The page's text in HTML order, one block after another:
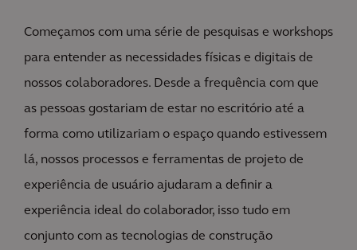
Começamos com uma série de pesquisas e workshops
para entender as necessidades físicas e digitais de
nossos colaboradores. Desde a frequência com que
as pessoas gostariam de estar no escritório até a
forma como utilizariam o espaço quando estivessem
lá, nossos processos e ferramentas de projeto de
experiência de usuário ajudaram a definir a
experiência ideal do colaborador, isso tudo em
conjunto com as tecnologias de construção